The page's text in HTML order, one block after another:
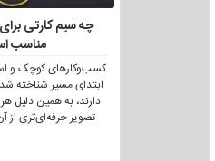
چه سیم کارتی
مناسب
کسب‌وکارهای کوچک و
ابتدای مسیر شناخته
دارند، به همین دلیل
تصویر حرفه‌ای‌تری از